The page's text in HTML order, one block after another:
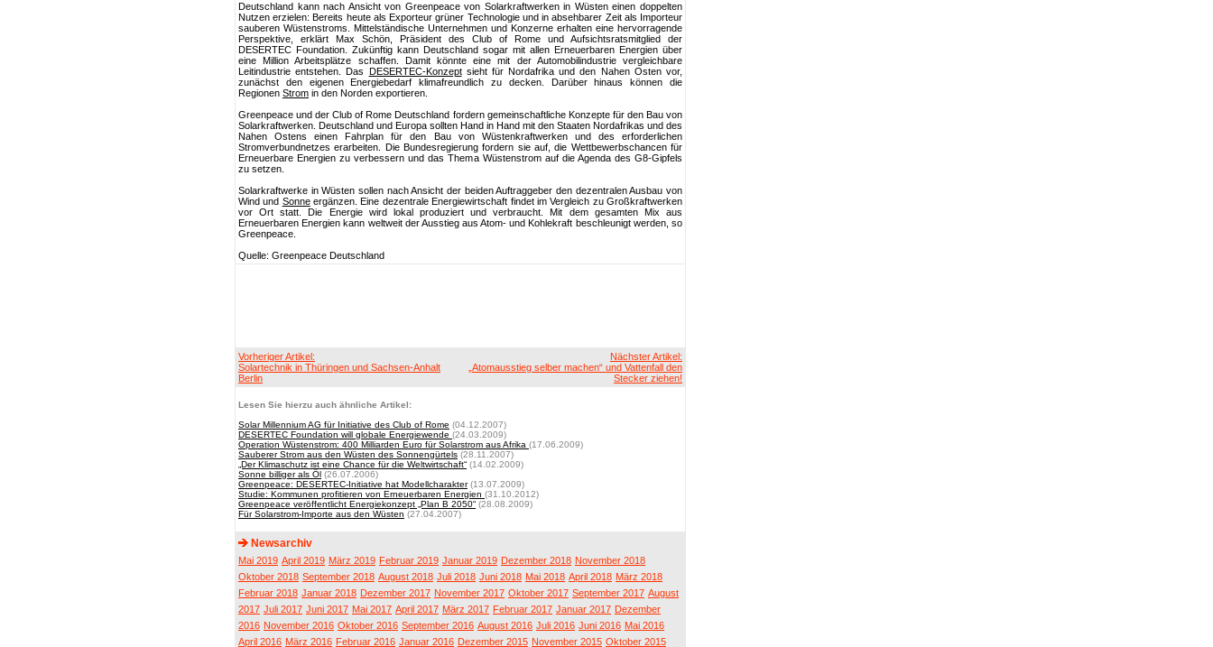
Deutschland kann nach Ansicht von Greenpeace von Solarkraftwerken in Wüsten einen doppelten
Nutzen erzielen: Bereits heute als Exporteur grüner Technologie und in absehbarer Zeit als Importeur
sauberen Wüstenstroms. Mittelständische Unternehmen und Konzerne erhalten eine hervorragende
Perspektive, erklärt Max Schön, Präsident des Club of Rome und Aufsichtsratsmitglied der
DESERTEC Foundation. Zukünftig kann Deutschland sogar mit allen Erneuerbaren Energien über
eine Million Arbeitsplätze schaffen. Damit könnte eine mit der Automobilindustrie vergleichbare
Leitindustrie entstehen. Das DESERTEC-Konzeptsieht für Nordafrika und den Nahen Osten vor,
zunächst den eigenen Energiebedarf klimafreundlich zu decken. Darüber hinaus können die
Regionen Strom in den Norden exportieren.
Greenpeace und der Club of Rome Deutschland fordern gemeinschaftliche Konzepte für den Bau von
Solarkraftwerken. Deutschland und Europa sollten Hand in Hand mit den Staaten Nordafrikas und des
Nahen Ostens einen Fahrplan für den Bau von Wüstenkraftwerken und des erforderlichen
Stromverbundnetzes erarbeiten. Die Bundesregierung fordern sie auf, die Wettbewerbschancen für
Erneuerbare Energien zu verbessern und das Thema Wüstenstrom auf die Agenda des G8-Gipfels
zu setzen.
Solarkraftwerke in Wüsten sollen nach Ansicht der beiden Auftraggeber den dezentralen Ausbau von
Wind und Sonneergänzen. Eine dezentrale Energiewirtschaft findet im Vergleich zu Großkraftwerken
vor Ort statt. Die Energie wird lokal produziert und verbraucht. Mit dem gesamten Mix aus
Erneuerbaren Energien kann weltweit der Ausstieg aus Atom- und Kohlekraft beschleunigt werden, so
Greenpeace.
Quelle: Greenpeace Deutschland
Vorheriger Artikel:
Solartechnik in Thüringen und Sachsen-Anhalt
Berlin
Nächster Artikel:
„Atomausstieg selber machen“ und Vattenfall den
Stecker ziehen!
Lesen Sie hierzu auch ähnliche Artikel:
Solar Millennium AG für Initiative des Club of Rome (04.12.2007)
DESERTEC Foundation will globale Energiewende (24.03.2009)
Operation Wüstenstrom: 400 Milliarden Euro für Solarstrom aus Afrika (17.06.2009)
Sauberer Strom aus den Wüsten des Sonnengürtels (28.11.2007)
„Der Klimaschutz ist eine Chance für die Weltwirtschaft“ (14.02.2009)
Sonne billiger als Öl (26.07.2006)
Greenpeace: DESERTEC-Initiative hat Modellcharakter(13.07.2009)
Studie: Kommunen profitieren von Erneuerbaren Energien (31.10.2012)
Greenpeace veröffentlicht Energiekonzept „Plan B 2050“ (28.08.2009)
Für Solarstrom-Importe aus den Wüsten (27.04.2007)
Newsarchiv
Mai 2019 April 2019 März 2019 Februar 2019 Januar 2019 Dezember 2018 November 2018
Oktober 2018 September 2018 August 2018 Juli 2018 Juni 2018 Mai 2018 April 2018 März 2018
Februar 2018 Januar 2018 Dezember 2017 November 2017 Oktober 2017 September 2017 August
2017 Juli 2017 Juni 2017 Mai 2017 April 2017 März 2017 Februar 2017 Januar 2017 Dezember
2016 November 2016 Oktober 2016 September 2016 August 2016 Juli 2016 Juni 2016 Mai 2016
April 2016 März 2016 Februar 2016 Januar 2016 Dezember 2015 November 2015 Oktober 2015